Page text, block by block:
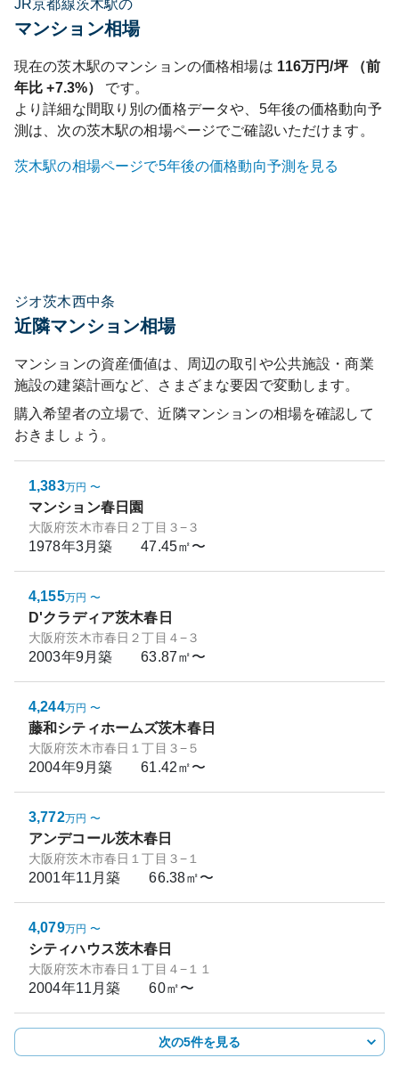
JR京都線茨木駅の
マンション相場
現在の茨木駅のマンションの価格相場は 116万円/坪 （前
年比+7.3%）
です。
より詳細な間取り別の価格データや、5年後の価格動向予
測は、次の茨木駅の相場ページでご確認いただけます。
茨木駅の相場ページで5年後の価格動向予測を見る
ジオ茨木西中条
近隣マンション相場
マンションの資産価値は、周辺の取引や公共施設・商業
施設の建築計画など、さまざまな要因で変動します。
購入希望者の立場で、近隣マンションの相場を確認して
おきましょう。
1,383万円 〜
マンション春日園
大阪府茨木市春日２丁目３−３
1978年3月築 47.45㎡〜
4,155万円 〜
D'クラディア茨木春日
大阪府茨木市春日２丁目４−３
2003年9月築 63.87㎡〜
4,244万円 〜
藤和シティホームズ茨木春日
大阪府茨木市春日１丁目３−５
2004年9月築 61.42㎡〜
3,772万円 〜
アンデコール茨木春日
大阪府茨木市春日１丁目３−１
2001年11月築 66.38㎡〜
4,079万円 〜
シティハウス茨木春日
大阪府茨木市春日１丁目４−１１
2004年11月築 60㎡〜
次の5件を見る